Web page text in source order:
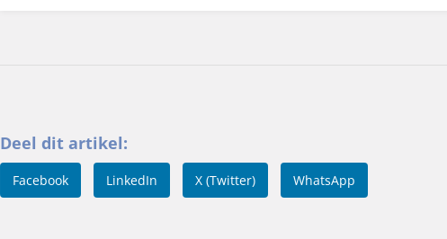
Deel dit artikel:
Facebook LinkedIn X (Twitter) WhatsApp